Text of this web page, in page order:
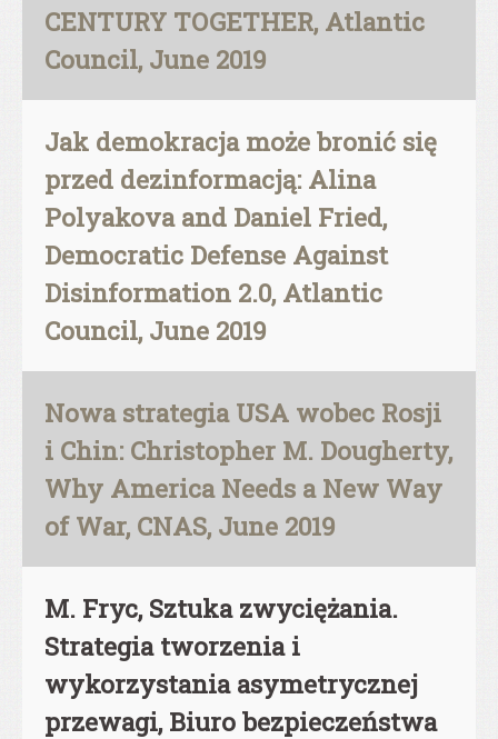
CENTURY TOGETHER, Atlantic
Council, June 2019
Jak demokracja może bronić się
przed dezinformacją: Alina
Polyakova and Daniel Fried,
Democratic Defense Against
Disinformation 2.0, Atlantic
Council, June 2019
Nowa strategia USA wobec Rosji
i Chin: Christopher M. Dougherty,
Why America Needs a New Way
of War, CNAS, June 2019
M. Fryc, Sztuka zwyciężania.
Strategia tworzenia i
wykorzystania asymetrycznej
przewagi, Biuro bezpieczeństwa